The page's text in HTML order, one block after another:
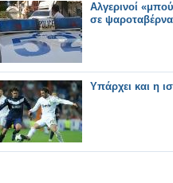
Αλγερινοί
σε ψαροταβέρνα
Υπάρχει και η